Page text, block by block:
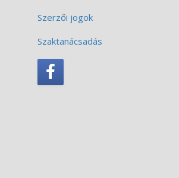
Szerzői jogok
Szaktanácsadás